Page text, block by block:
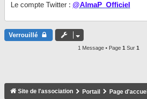
Le compte Twitter : @AlmaP_Officiel
Verrouillé
1 Message • Page 1Sur 1
Site de l'association Portail Page